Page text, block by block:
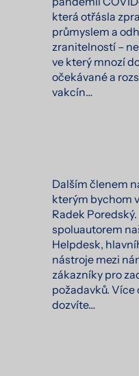
která otřásla
průmyslem a
zranitelností –
ve který mnozí
očekávané a
vakcín…
Dalším členem
kterým bychom
Radek
spoluautorem
Helpdesk,
nástroje mezi
zákazníky pro
požadavků.
dozvíte…